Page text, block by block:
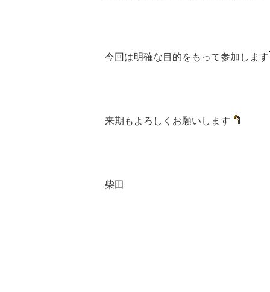
今回は明確な目的をもって参加します
来期もよろしくお願いします
柴田